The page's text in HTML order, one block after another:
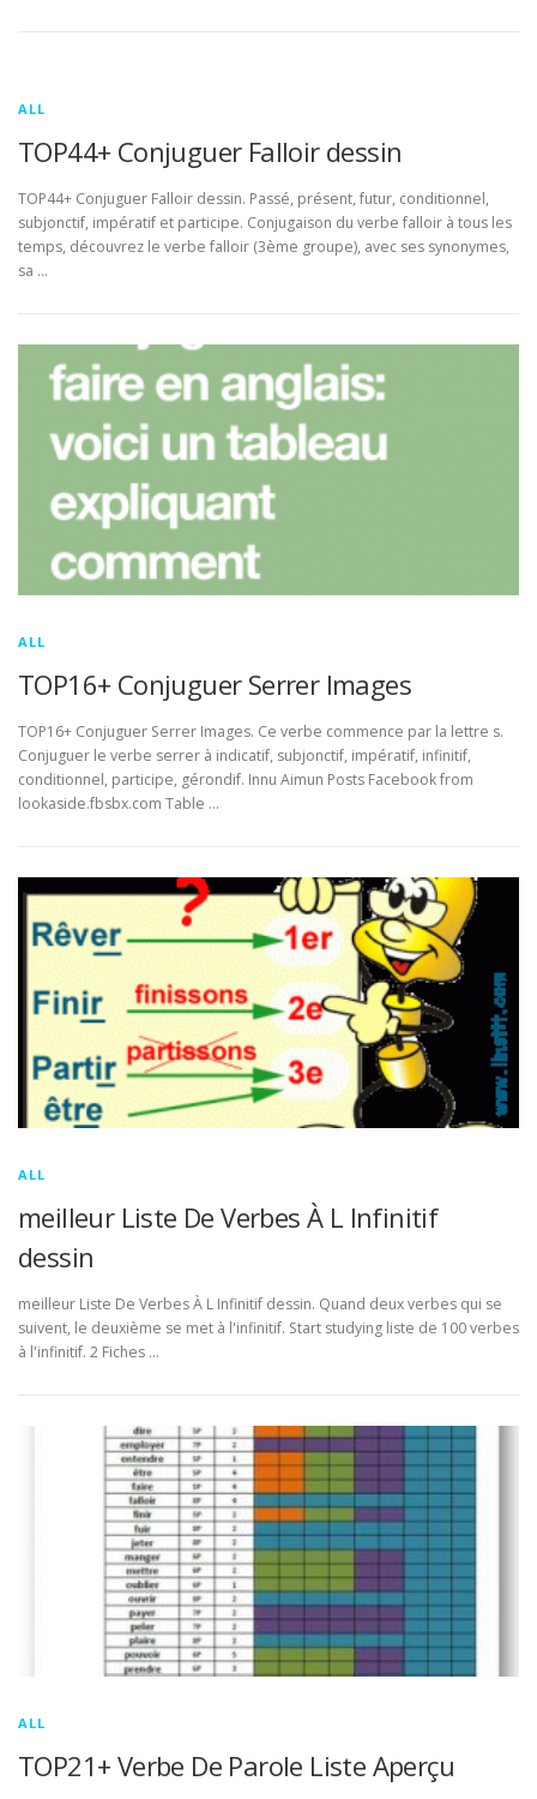
ALL
TOP44+ Conjuguer Falloir dessin
TOP44+ Conjuguer Falloir dessin. Passé, présent, futur, conditionnel,
subjonctif, impératif et participe. Conjugaison du verbe falloir à tous les
temps, découvrez le verbe falloir (3ème groupe), avec ses synonymes,
sa …
ALL
TOP16+ Conjuguer Serrer Images
TOP16+ Conjuguer Serrer Images. Ce verbe commence par la lettre s.
Conjuguer le verbe serrer à indicatif, subjonctif, impératif, infinitif,
conditionnel, participe, gérondif. Innu Aimun Posts Facebook from
lookaside.fbsbx.com Table …
ALL
meilleur Liste De Verbes À L Infinitif
dessin
meilleur Liste De Verbes À L Infinitif dessin. Quand deux verbes qui se
suivent, le deuxième se met à l'infinitif. Start studying liste de 100 verbes
à l'infinitif. 2 Fiches …
ALL
TOP21+ Verbe De Parole Liste Aperçu